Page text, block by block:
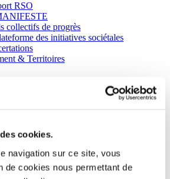
cookies.
navigation sur ce site, vous
de cookies nous permettant de
RSO
collectifs de progrès
des initiatives sociétales
& Territoires